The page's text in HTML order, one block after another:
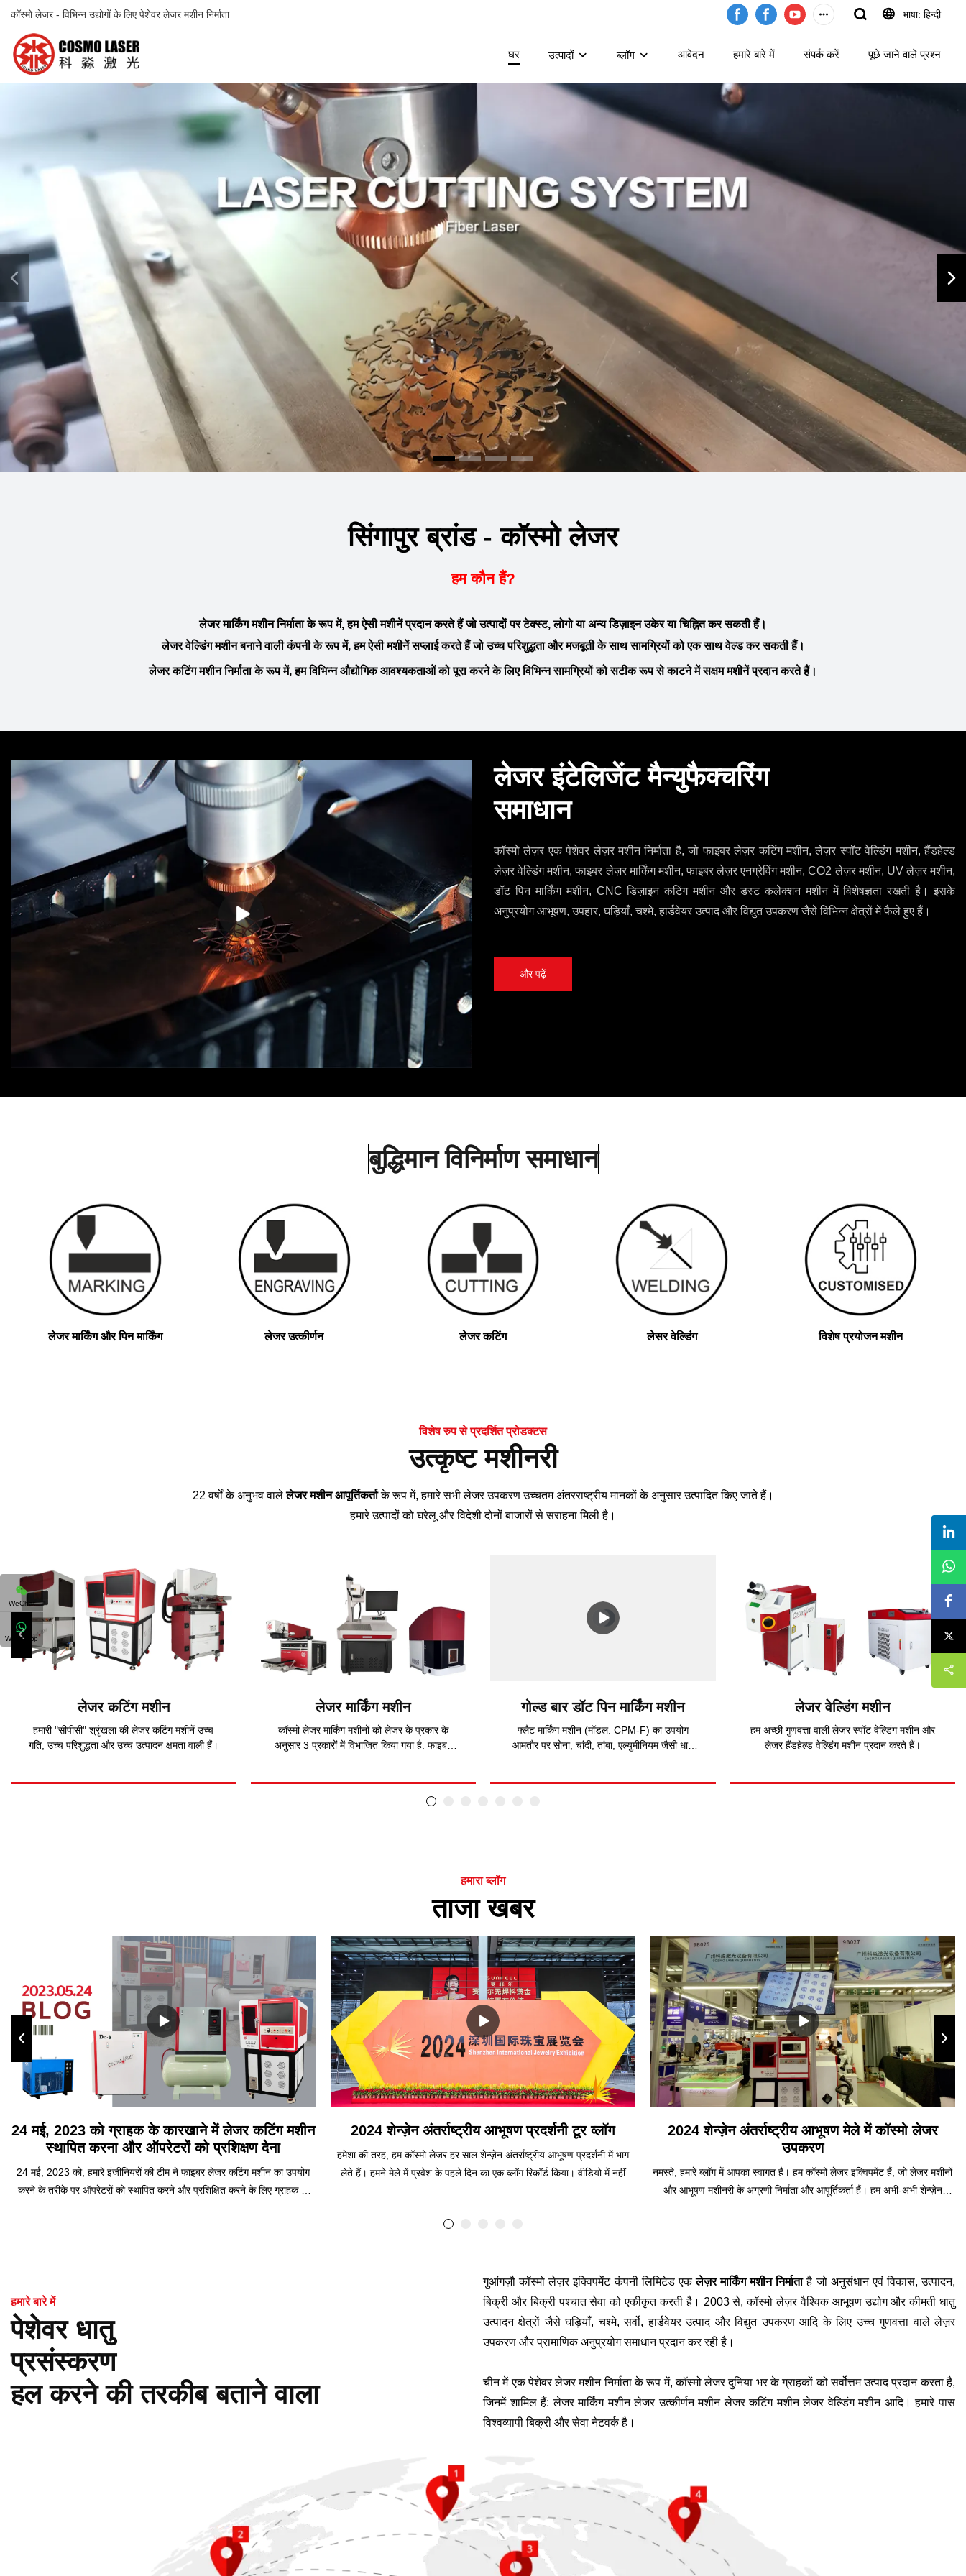
कॉस्मो लेजर - विभिन्न उद्योगों के लिए पेशेवर लेजर मशीन निर्माता भाषा: हिन्दी
घर उत्पादों ब्लॉग आवेदन हमारे बारे में संपर्क करें पूछे जाने वाले प्रश्न
सिंगापुर ब्रांड - कॉस्मो लेजर
हम कौन हैं?
लेजर मार्किंग मशीन निर्माता के रूप में, हम ऐसी मशीनें प्रदान करते हैं जो उत्पादों पर टेक्स्ट, लोगो या अन्य डिज़ाइन उकेर या चिह्नित कर सकती हैं।
लेजर वेल्डिंग मशीन बनाने वाली कंपनी के रूप में, हम ऐसी मशीनें सप्लाई करते हैं जो उच्च परिशुद्धता और मजबूती के साथ सामग्रियों को एक साथ वेल्ड कर सकती हैं।
लेजर कटिंग मशीन निर्माता के रूप में, हम विभिन्न औद्योगिक आवश्यकताओं को पूरा करने के लिए विभिन्न सामग्रियों को सटीक रूप से काटने में सक्षम मशीनें प्रदान करते हैं।
लेजर इंटेलिजेंट मैन्युफैक्चरिंग
समाधान
कॉस्मो लेज़र एक पेशेवर लेज़र मशीन निर्माता है, जो फाइबर लेज़र कटिंग मशीन, लेज़र स्पॉट वेल्डिंग मशीन, हैंडहेल्ड
लेज़र वेल्डिंग मशीन, फाइबर लेज़र मार्किंग मशीन, फाइबर लेज़र एनग्रेविंग मशीन, CO2 लेज़र मशीन, UV लेज़र मशीन,
डॉट पिन मार्किंग मशीन, CNC डिज़ाइन कटिंग मशीन और डस्ट कलेक्शन मशीन में विशेषज्ञता रखती है। इसके
अनुप्रयोग आभूषण, उपहार, घड़ियाँ, चश्मे, हार्डवेयर उत्पाद और विद्युत उपकरण जैसे विभिन्न क्षेत्रों में फैले हुए हैं।
और पढ़ें
बुद्धिमान विनिर्माण समाधान
लेजर मार्किंग और पिन मार्किंग लेजर उत्कीर्णन लेजर कटिंग लेसर वेल्डिंग विशेष प्रयोजन मशीन
विशेष रुप से प्रदर्शित प्रोडक्टस
उत्कृष्ट मशीनरी
22 वर्षों के अनुभव वालेलेजर मशीन आपूर्तिकर्ताके रूप में, हमारे सभी लेजर उपकरण उच्चतम अंतरराष्ट्रीय मानकों के अनुसार उत्पादित किए जाते हैं।
हमारे उत्पादों को घरेलू और विदेशी दोनों बाजारों से सराहना मिली है।
लेजर कटिंग मशीन
हमारी "सीपीसी" श्रृंखला की लेजर कटिंग मशीनें उच्च
गति, उच्च परिशुद्धता और उच्च उत्पादन क्षमता वाली हैं।
लेजर मार्किंग मशीन
कॉस्मो लेजर मार्किंग मशीनों को लेजर के प्रकार के
अनुसार 3 प्रकारों में विभाजित किया गया है: फाइबर
गोल्ड बार डॉट पिन मार्किंग मशीन
फ्लैट मार्किंग मशीन (मॉडल: CPM-F) का उपयोग
आमतौर पर सोना, चांदी, तांबा, एल्युमीनियम जैसी धातु
लेजर वेल्डिंग मशीन
हम अच्छी गुणवत्ता वाली लेजर स्पॉट वेल्डिंग मशीन और
लेजर हैंडहेल्ड वेल्डिंग मशीन प्रदान करते हैं।
हमारा ब्लॉग
ताजा खबर
24 मई, 2023 को ग्राहक के कारखाने में लेजर कटिंग मशीन
स्थापित करना और ऑपरेटरों को प्रशिक्षण देना
24 मई, 2023 को, हमारे इंजीनियरों की टीम ने फाइबर लेजर कटिंग मशीन का उपयोग
करने के तरीके पर ऑपरेटरों को स्थापित करने और प्रशिक्षित करने के लिए ग्राहक के
2024 शेन्ज़ेन अंतर्राष्ट्रीय आभूषण प्रदर्शनी टूर व्लॉग
हमेशा की तरह, हम कॉस्मो लेजर हर साल शेन्ज़ेन अंतर्राष्ट्रीय आभूषण प्रदर्शनी में भाग
लेते हैं। हमने मेले में प्रवेश के पहले दिन का एक व्लॉग रिकॉर्ड किया। वीडियो में नहीं
प्रदर्शित करने में एक शानदार समय बिताया, जिसमें लेजर कटिंग मशीन, लेजर उत्कीर्णन
बहुमूल्य अंतर्दृष्टि और प्रतिक्रिया प्रदान की। जैसे ही हम हाइलाइट्स, आगंतुकों की
प्रतिक्रियाओं और हमारी भविष्य की योजनाओं पर गौर करते हैं, हमारे साथ बने रहें!
2024 शेन्ज़ेन अंतर्राष्ट्रीय आभूषण मेले में कॉस्मो लेजर
उपकरण
नमस्ते, हमारे ब्लॉग में आपका स्वागत है। हम कॉस्मो लेजर इक्विपमेंट हैं, जो लेजर मशीनों
और आभूषण मशीनरी के अग्रणी निर्माता और आपूर्तिकर्ता हैं। हम अभी-अभी शेन्ज़ेन
हमारे बारे में
पेशेवर धातु
प्रसंस्करण
हल करने की तरकीब बताने वाला
गुआंगज़ौ कॉस्मो लेज़र इक्विपमेंट कंपनी लिमिटेड एकलेज़र मार्किंग मशीन निर्माताहै जो अनुसंधान एवं विकास, उत्पादन,
बिक्री और बिक्री पश्चात सेवा को एकीकृत करती है। 2003 से, कॉस्मो लेज़र वैश्विक आभूषण उद्योग और कीमती धातु
उत्पादन क्षेत्रों जैसे घड़ियाँ, चश्मे, सर्वो, हार्डवेयर उत्पाद और विद्युत उपकरण आदि के लिए उच्च गुणवत्ता वाले लेज़र
उपकरण और प्रामाणिक अनुप्रयोग समाधान प्रदान कर रही है।
चीन में एक पेशेवर लेजर मशीन निर्माता के रूप में, कॉस्मो लेजर दुनिया भर के ग्राहकों को सर्वोत्तम उत्पाद प्रदान करता है,
जिनमें शामिल हैं: लेजर मार्किंग मशीन लेजर उत्कीर्णन मशीन लेजर कटिंग मशीन लेजर वेल्डिंग मशीन आदि। हमारे पास
विश्वव्यापी बिक्री और सेवा नेटवर्क है।
WeChat
WhatsApp